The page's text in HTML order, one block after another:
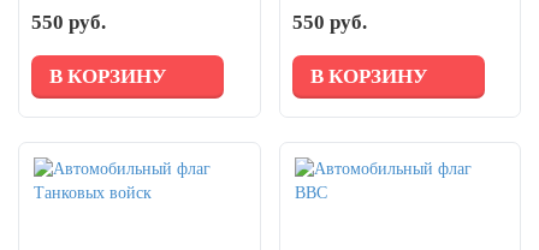
550 руб.
В КОРЗИНУ
550 руб.
В КОРЗИНУ